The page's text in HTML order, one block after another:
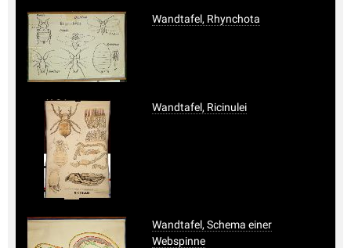
Wandtafel, Rhynchota
Wandtafel, Ricinulei
Wandtafel, Schema einer
Webspinne